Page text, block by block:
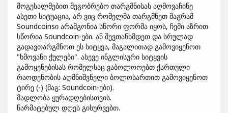
მოგესალმებით მეგობრებო თარგმნისას აღმოვაჩინე
ასეთი სიტუაცია, არ ვიც რომელმა თარგმნეთ მაგრამ
Soundcoinsი არამგონია სწორი ფორმა იყოს, ჩემი აზრით
სწორია Soundcoin-ები. ან შევთანხმდეთ და სრულად
გადავთარგმნოთ ეს სიტყვა, მაგალითად გამოვიყენოთ
"ხმოვანი ქულები". ასევე ინგლისური სიტყვის
გამოყენებისას რომელსაც ვაბოლოოებთ ქართული
რაოდენობის აღმნიშვნელი ბოლოსართით გამოვიყენოთ
ტირე (-) (მაგ: Soundcoin-ები).
მადლობა ყურადღებისთვის.
წარმატებულ დღეს გისურვებთ.